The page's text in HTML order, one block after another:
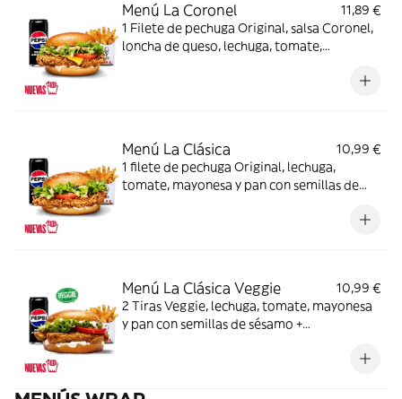
Menú La Coronel
11,89 €
1 Filete de pechuga Original, salsa Coronel,
loncha de queso, lechuga, tomate,
Menú La Clásica
10,99 €
1 filete de pechuga Original, lechuga,
tomate, mayonesa y pan con semillas de
Menú La Clásica Veggie
10,99 €
2 Tiras Veggie, lechuga, tomate, mayonesa
y pan con semillas de sésamo +